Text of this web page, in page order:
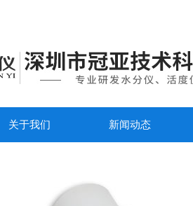
关于我们 新闻动态